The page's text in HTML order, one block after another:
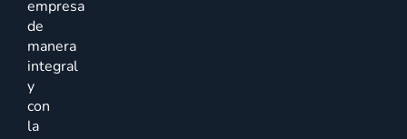
empresa
de
manera
integral
y
con
la